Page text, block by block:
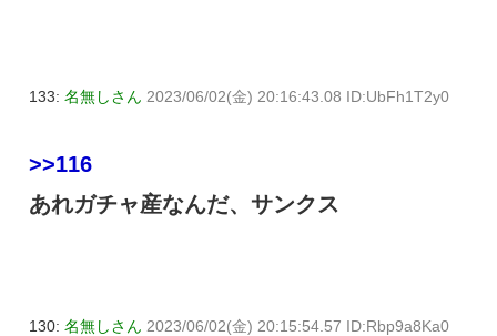
133: 名無しさん 2023/06/02(金) 20:16:43.08 ID:UbFh1T2y0
>>116
あれガチャ産なんだ、サンクス
130: 名無しさん 2023/06/02(金) 20:15:54.57 ID:Rbp9a8Ka0